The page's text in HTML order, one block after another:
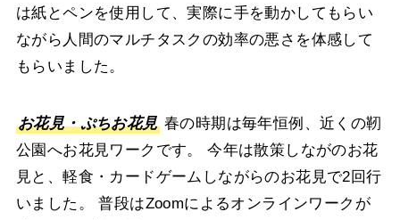
は紙とペンを使用して、実際に手を動かしてもらい
ながら人間のマルチタスクの効率の悪さを体感して
もらいました。
お花見・ぷちお花見 春の時期は毎年恒例、近くの靭
公園へお花見ワークです。今年は散策しながのお花
見と、軽食・カードゲームしながらのお花見で2回行
いました。
普段はZoomによるオンラインワークが